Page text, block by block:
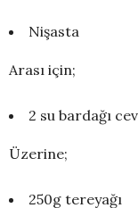
Nişasta
Arası için;
2 su bardağı
Üzerine;
250g tereyağı